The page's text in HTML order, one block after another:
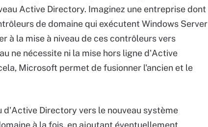
Active Directory. Imaginez une entreprise dont
de domaine qui exécutent Windows Server
à la mise à niveau de ces contrôleurs vers
ne nécessite ni la mise hors ligne d'Active
Microsoft permet de fusionner l'ancien et le
Directory vers le nouveau système
à la fois, en ajoutant éventuellement